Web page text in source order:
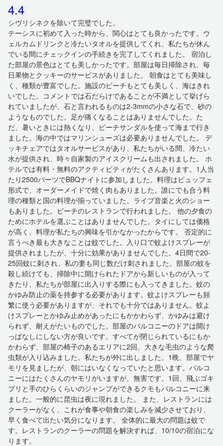
4.4
シヴリシネクを除いて完璧でした。
テーシスに初めて入った時から、関心はとても良かったです。ウ
ェルカムドリンクと冷たいタオルを提供してくれ、私たちが休ん
でいる間にチェックインの手続きを完了してくれました。 宿泊し
た部屋の景色はとても美しかったです。部屋は毎日掃除され、毎
日果物とクッキーのサービスがありました。 朝食はとても美味し
く、種類が豊富でした。施設のビーチもとても美しく、海はきれ
いでした。コメントでは石だらけであることが不満として挙げら
れていましたが、石と言われるものは2-3mmの小さな石で、砂の
ようなものでした。足が痛くなることはありませんでした。た
だ、暑いときには熱くなり、ビーチサンダルを使って海まで行き
ました。海の中ではマリンシューズは必要ありませんでした。 デ
ッキチェアではタオルサービスがあり、私たちがいる間、冷たい
水が提供され、時々自家製のアイスクリームも出されました。 ホ
テルでは有料・無料のアクティビティがたくさんあります。1人当
たり2500バーツでBBQナイトに参加しました。料理はビュッフェ
形式で、オーダーメイドで焼く肉もありました。誰にでも合う料
理の種類と国の料理が揃っていました。ライブ音楽と火のショー
もありました。ビーチのレストランで行われました。 他の夕食の
ためにホテルを選ぶことはありませんでした。タイにしては価格
が高く、料理が私たちの興味を引かなかったからです。 否定的に
言うべき最も大きなことは蚊でした。入り口で蚊よけスプレーが
提供されましたが、十分に効果がありませんでした。4日間で20-
25回蚊に刺され、私の妻も同じ数だけ刺されました。部屋の蚊を
殺し続けても、掃除中に開けられたドアから新しいものが入って
きたり、私たちが部屋に出入りする際にも入ってきました。蚊の
かゆみ防止の薬を持参する必要があります。蚊よけスプレーも頻
繁に使う必要がありますが、それでも十分ではありません。蚊よ
けスプレーとかゆみ止めがあったにもかかわらず、かゆみは避け
られず、耐えがたいものでした。部屋のバルコニーのドアは開け
っぱなしにしない方が良いです。すべてが閉じられているにもか
かわらず、部屋の椅子のあるエリアに2回、大きな毛虫のような爬
虫類が入り込みました。私たちが外に出しました。1晩、部屋でヤ
モリを見ましたが、朝にはいなくなっていたと思います。バルコ
ニーにはたくさんのヤモリがいますが、無害です。1回、飛ぶゴキ
ブリと手のひらくらいのジャンプができるクモもバルコニーに来
ました。一般的に昆虫は夜に現れました。 また、レストランには
クーラーがなく、これが食事や朝食の楽しみを減少させており、
早く食べて出たい気分になります。 全体的に最大の問題は蚊で
す。レストランのクーラーの問題を解決すれば、10/10の宿泊にな
ります。